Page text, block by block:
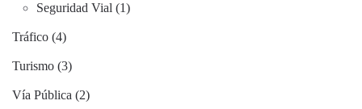
Seguridad Vial (1)
Tráfico (4)
Turismo (3)
Vía Pública (2)